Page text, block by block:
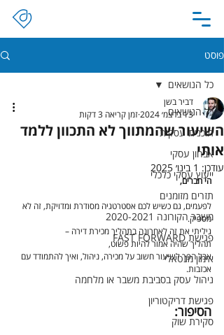
פוסט
כל הנושאים
תוכנית עסקית
אבחון עסקי
ייעוץ עסקי כלכלי
תזרים מזומנים
משבר הקורונה 2020-2021
פגישת FAST FORWARD
אימון מנטאלי
ניהול עסק בסביבת משבר או מלחמה
פגישת דריקטוריון
סקירת שוק
כל הנושאים
השיעור שהמתווך לא התכוון ללמד
אותי
דביר בשן
13 בדצמ׳ 2024
זמן קריאה 3 דקות
עודכן: 1 בינו׳ 2025
הי חברים,
לפעמים, גם כשיש לכם אסטרטגיה מסודרת ומדויקת, זה לא
מספיק.
גיליתי את זה לאחרונה בתהליך מכירת דירה –
תהליך שהיה אמור להיות פשוט,
אבל הפך לשיעור חשוב על מכירה, ניהול, ואיך להתמודד עם
אכזבות.
הסיפור: